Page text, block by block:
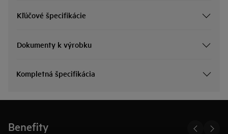
Kľúčové špecifikácie
Dokumenty k výrobku
Kompletná špecifikácia
Benefity